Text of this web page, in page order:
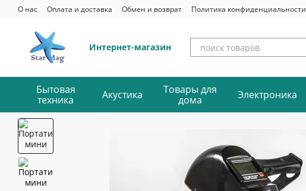
Перейти к основному контенту
О нас Оплата и доставка Обмен и возврат Политика конфиденциальности
Интернет-магазин
Бытовая
техника
Акустика
Товары для
дома
Электроника